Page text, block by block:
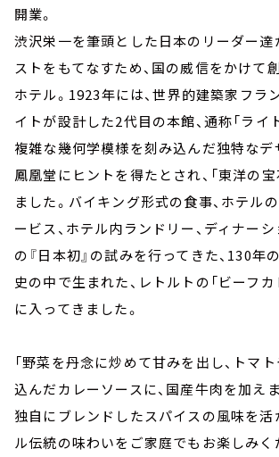
開業。
渋沢栄一を筆頭とした日本のリーダー達
ストをもてなすため、国の威信をかけて
ホテル。1923年には、世界的建築家フラ
イトが設計した2代目の本館、通称「ライ
複雑な幾何学模様を刻み込んだ独特なデ
鳳凰堂にヒントを得たとされ、「東洋の
ました。バイキング形式の食事、ホテル
ービス、ホテル内ランドリー、ディナーシ
の『日本初』の試みを行ってきた、130年
史の中で生まれた、レトルトの「ビーフカ
に入ってきました。
「野菜を丹念に炒めて甘みを出し、トマ
込んだカレーソースに、国産牛肉を加えま
独自にブレンドしたスパイスの風味を活
ル伝統の味わいをご家庭でもお楽しみく